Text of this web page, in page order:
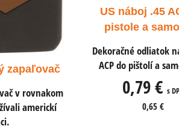
zapaľovač
v rovnakom
americkí
US náboj .45
pistole a
Dekoračné odliatok
ACP do pištolí a
0,79 € s DPH
0,65 €